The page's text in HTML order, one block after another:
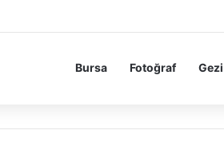
Bursa Fotoğraf Gezi